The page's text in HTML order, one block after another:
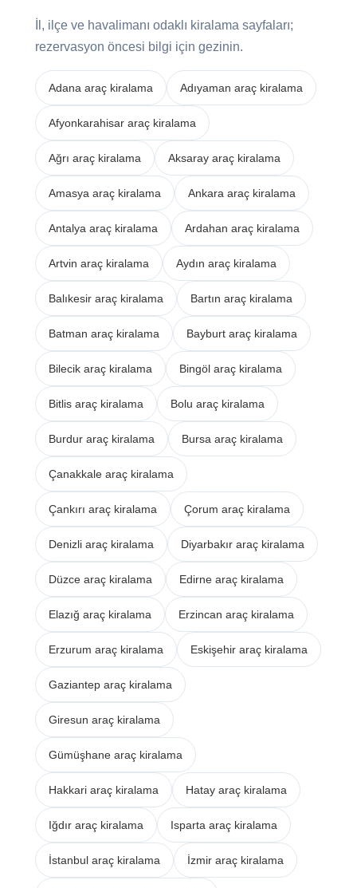
İl, ilçe ve havalimanı odaklı kiralama sayfaları;
rezervasyon öncesi bilgi için gezinin.
Adana araç kiralama Adıyaman araç kiralama
Afyonkarahisar araç kiralama
Ağrı araç kiralama Aksaray araç kiralama
Amasya araç kiralama Ankara araç kiralama
Antalya araç kiralama Ardahan araç kiralama
Artvin araç kiralama Aydın araç kiralama
Balıkesir araç kiralama Bartın araç kiralama
Batman araç kiralama Bayburt araç kiralama
Bilecik araç kiralama Bingöl araç kiralama
Bitlis araç kiralama Bolu araç kiralama
Burdur araç kiralama Bursa araç kiralama
Çanakkale araç kiralama
Çankırı araç kiralama Çorum araç kiralama
Denizli araç kiralama Diyarbakır araç kiralama
Düzce araç kiralama Edirne araç kiralama
Elazığ araç kiralama Erzincan araç kiralama
Erzurum araç kiralama Eskişehir araç kiralama
Gaziantep araç kiralama
Giresun araç kiralama
Gümüşhane araç kiralama
Hakkari araç kiralama Hatay araç kiralama
Iğdır araç kiralama Isparta araç kiralama
İstanbul araç kiralama İzmir araç kiralama